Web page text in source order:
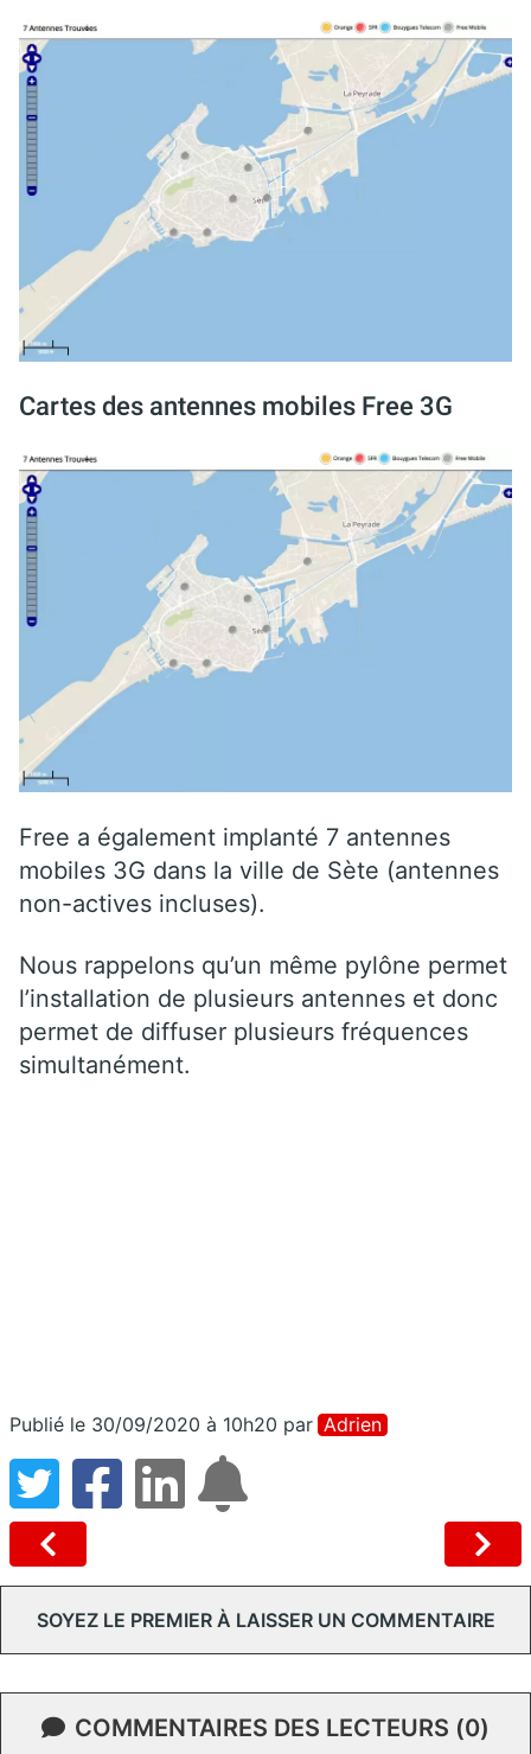
Cartes des antennes mobiles Free 3G
Free a également implanté 7 antennes
mobiles 3G dans la ville de Sète (antennes
non-actives incluses).
Nous rappelons qu’un même pylône permet
l’installation de plusieurs antennes et donc
permet de diffuser plusieurs fréquences
simultanément.
Publié le 30/09/2020 à 10h20 par Adrien
SOYEZ LE PREMIER À LAISSER UN COMMENTAIRE
COMMENTAIRES DES LECTEURS (0)